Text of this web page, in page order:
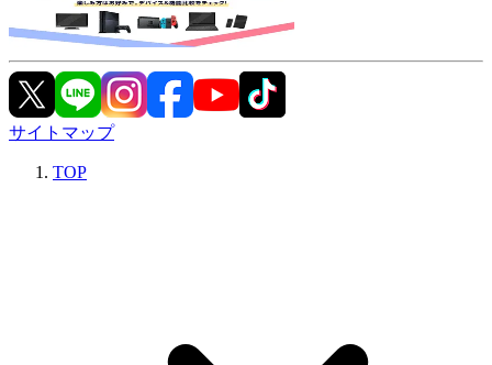
サイトマップ
TOP